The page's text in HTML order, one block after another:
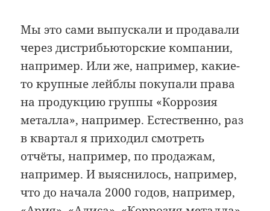
Мы это сами выпускали и продавали
через дистрибьюторские компании,
например. Или же, например, какие-
то крупные лейблы покупали права
на продукцию группы «Коррозия
металла», например. Естественно, раз
в квартал я приходил смотреть
отчёты, например, по продажам,
например. И выяснилось, например,
что до начала 2000 годов, например,